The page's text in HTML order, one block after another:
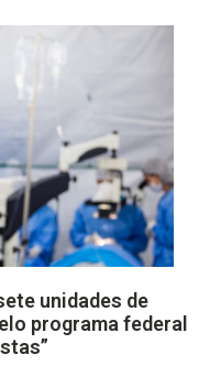
unidades de
programa federal